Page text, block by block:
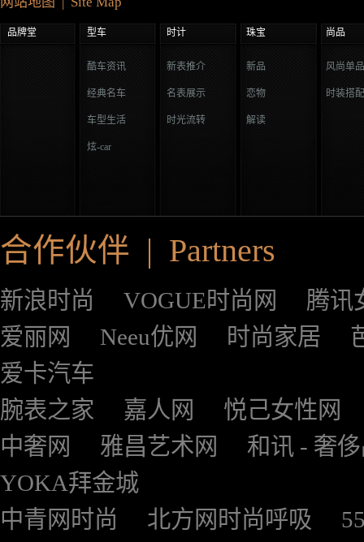
品牌堂 型车 时计 珠宝 尚品
酷车资讯
经典名车
车型生活
炫-car
新表推介
名表展示
时光流转
新品
恋物
解读
风尚单品
时装搭配
合作伙伴 | Partners
新浪时尚 VOGUE时尚网
腾讯
爱丽网
Neeu优网 时尚家居
爱卡汽车
腕表之家
嘉人网
悦己女性网
中奢网
雅昌艺术网
和讯 - 奢
YOKA拜金城
中青网时尚
北方网时尚呼吸